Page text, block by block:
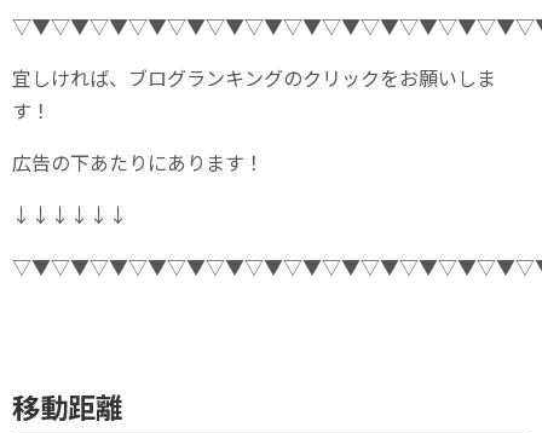
宜しければ、ブログランキングのクリックをお願いしま
す！
広告の下あたりにあります！
↓↓↓↓↓↓
移動距離